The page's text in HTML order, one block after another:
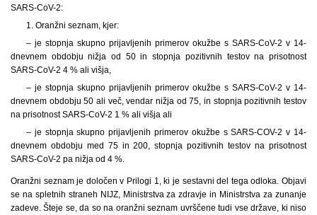
SARS-CoV-2:
1. Oranžni seznam, kjer:
– je stopnja skupno prijavljenih primerov okužbe s SARS-CoV-2 v 14-
dnevnem obdobju nižja od 50 in stopnja pozitivnih testov na prisotnost
SARS-CoV-2 4 % ali višja,
– je stopnja skupno prijavljenih primerov okužbe s SARS-CoV-2 v 14-
dnevnem obdobju 50 ali več, vendar nižja od 75, in stopnja pozitivnih testov
na prisotnost SARS-CoV-2 1 % ali višja ali
– je stopnja skupno prijavljenih primerov okužbe s SARS-COV-2 v 14-
dnevnem obdobju med 75 in 200, stopnja pozitivnih testov na prisotnost
SARS-CoV-2 pa nižja od 4 %.
Oranžni seznam je določen v Prilogi 1, ki je sestavni del tega odloka. Objavi
se na spletnih straneh NIJZ, Ministrstva za zdravje in Ministrstva za zunanje
zadeve. Šteje se, da so na oranžni seznam uvrščene tudi vse države, ki niso